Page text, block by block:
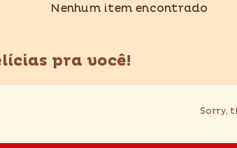
Nenhum item encontrado
pra você!
Sorry,